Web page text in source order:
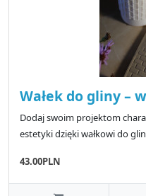
Wałek do gliny –
Dodaj swoim projektom
estetyki dzięki wałkowi do
43.00PLN